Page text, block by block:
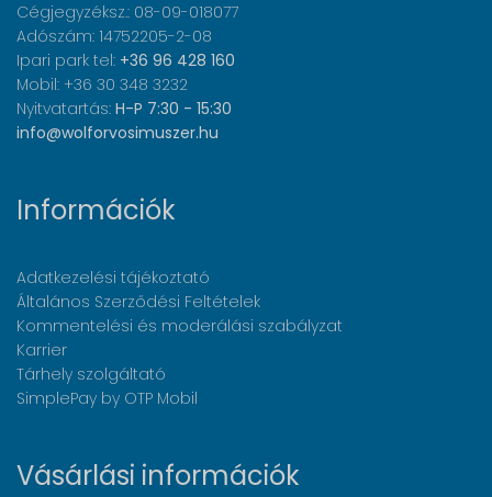
Cégjegyzéksz.: 08-09-018077
Adószám: 14752205-2-08
Ipari park tel: +36 96 428 160
Mobil: +36 30 348 3232
Nyitvatartás: H-P 7:30 - 15:30
info@wolforvosimuszer.hu
Információk
Adatkezelési tájékoztató
Általános Szerződési Feltételek
Kommentelési és moderálási szabályzat
Karrier
Tárhely szolgáltató
SimplePay by OTP Mobil
Vásárlási információk